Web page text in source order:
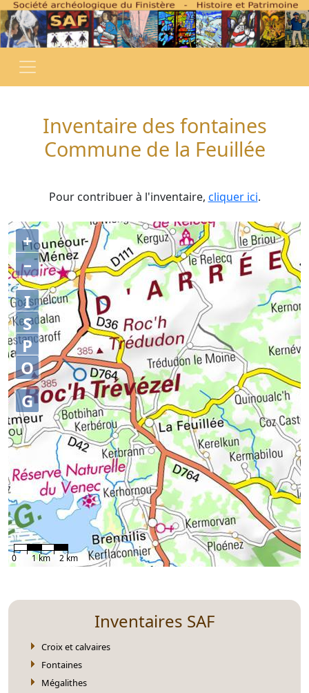
Inventaire des fontaines
Commune de la Feuillée
Pour contribuer à l'inventaire, cliquer ici.
+
–
0 1 km 2 km
I
S
P
O
G
Inventaires SAF
Croix et calvaires
Fontaines
Mégalithes